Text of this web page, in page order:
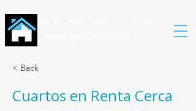
< Back
Cuartos en Renta Cerca